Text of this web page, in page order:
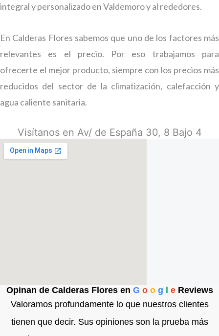
integral y personalizado en Valdemoro y al rededores.
En Calderas Flores sabemos que uno de los factores más
relevantes es el precio. Por eso trabajamos para
ofrecerte el mejor producto, siempre con los precios más
reducidos del sector de la climatización, calefacción y
agua caliente sanitaria.
Visítanos en Av/ de España 30, 8 Bajo 4
Opinan de Calderas Flores en G o o g l eReviews
Valoramos profundamente lo que nuestros clientes
tienen que decir. Sus opiniones son la prueba más